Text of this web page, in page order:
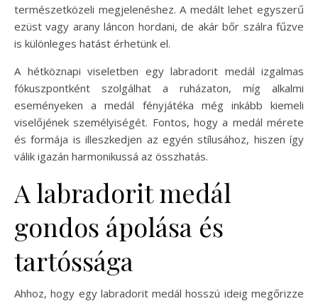
természetközeli megjelenéshez. A medált lehet egyszerű
ezüst vagy arany láncon hordani, de akár bőr szálra fűzve
is különleges hatást érhetünk el.
A hétköznapi viseletben egy labradorit medál izgalmas
fókuszpontként szolgálhat a ruházaton, míg alkalmi
eseményeken a medál fényjátéka még inkább kiemeli
viselőjének személyiségét. Fontos, hogy a medál mérete
és formája is illeszkedjen az egyén stílusához, hiszen így
válik igazán harmonikussá az összhatás.
A labradorit medál
gondos ápolása és
tartóssága
Ahhoz, hogy egy labradorit medál hosszú ideig megőrizze